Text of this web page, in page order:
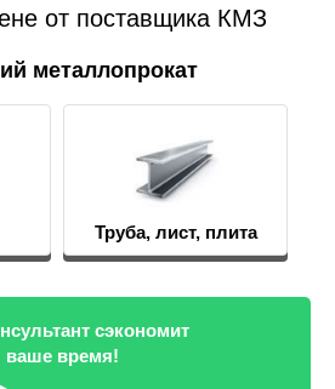
от поставщика КМЗ
металлопрокат
Труба, лист, плита
сэкономит
ваше время!